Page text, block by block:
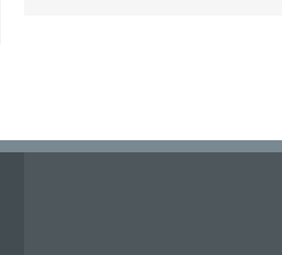
første til at sige “ja” til